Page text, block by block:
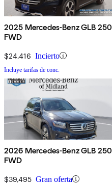
2025 Mercedes-Benz GLB 250
FWD
$24,416 Incierto
Incluye tarifas de conc.
2026 Mercedes-Benz GLB 250
FWD
$39,495 Gran oferta